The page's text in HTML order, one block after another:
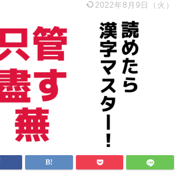
2022年8月9日（火）